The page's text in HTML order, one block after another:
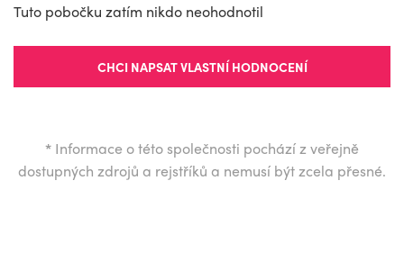
Tuto pobočku zatím nikdo neohodnotil
CHCI NAPSAT VLASTNÍ HODNOCENÍ
* Informace o této společnosti pochází z veřejně
dostupných zdrojů a rejstříků a nemusí být zcela přesné.